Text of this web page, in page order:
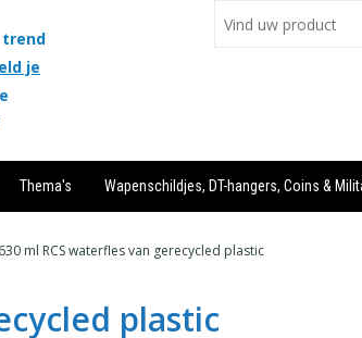
trend
je
Thema's Wapenschildjes, DT-hangers, Coins &
ml RCS waterfles van gerecycled plastic
plastic